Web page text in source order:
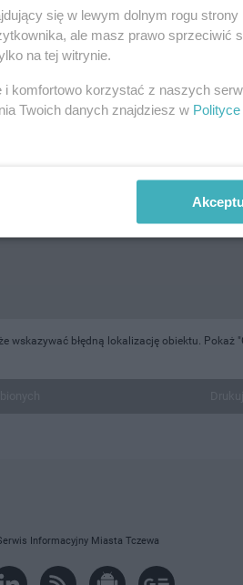
błędną lokalizację obiektu. Pokaż
Informacyjny Miasta Tczewa
się w lewym dolnym rogu strony
ale masz prawo sprzeciwić
na tej witrynie.
i komfortowo korzystać z naszych
Twoich danych znajdziesz w Polityce